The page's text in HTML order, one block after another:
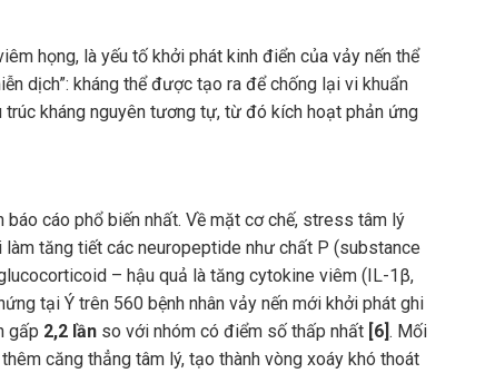
họng, là yếu tố khởi phát kinh điển của vảy nến thể
dịch”: kháng thể được tạo ra để chống lại vi khuẩn
kháng nguyên tương tự, từ đó kích hoạt phản ứng
cáo phổ biến nhất. Về mặt cơ chế, stress tâm lý
tăng tiết các neuropeptide như chất P (substance
– hậu quả là tăng cytokine viêm (IL-1β,
tại Ý trên 560 bệnh nhân vảy nến mới khởi phát ghi
gấp 2,2 lần so với nhóm có điểm số thấp nhất [6]. Mối
căng thẳng tâm lý, tạo thành vòng xoáy khó thoát